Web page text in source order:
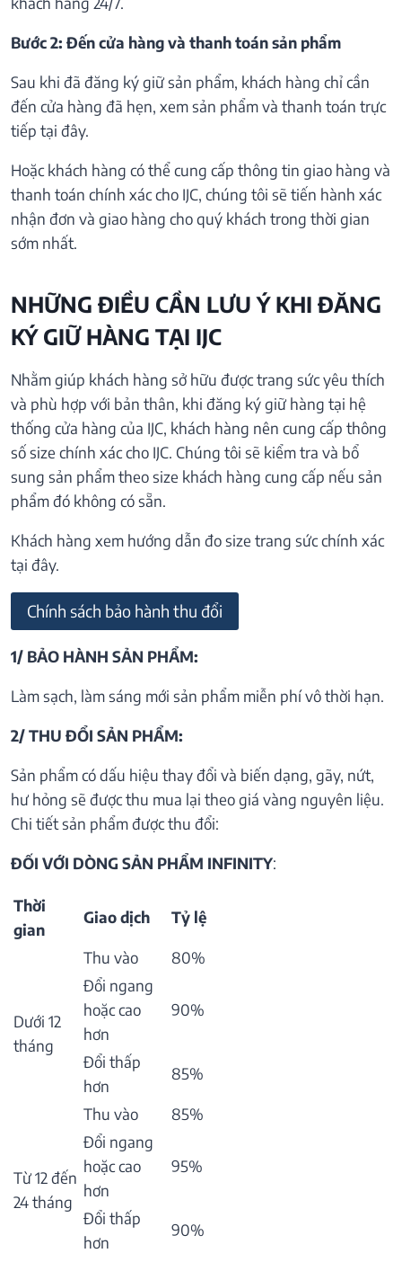
Bước 2: Đến cửa hàng và thanh toán sản phẩm
Sau khi đã đăng ký giữ sản phẩm, khách hàng chỉ cần
đến cửa hàng đã hẹn, xem sản phẩm và thanh toán trực
tiếp tại đây.
Hoặc khách hàng có thể cung cấp thông tin giao hàng và
thanh toán chính xác cho IJC, chúng tôi sẽ tiến hành xác
nhận đơn và giao hàng cho quý khách trong thời gian
sớm nhất.
NHỮNG ĐIỀU CẦN LƯU Ý KHI ĐĂNG
KÝ GIỮ HÀNG TẠI IJC
Nhằm giúp khách hàng sở hữu được trang sức yêu thích
và phù hợp với bản thân, khi đăng ký giữ hàng tại hệ
thống cửa hàng của IJC, khách hàng nên cung cấp thông
số size chính xác cho IJC. Chúng tôi sẽ kiểm tra và bổ
sung sản phẩm theo size khách hàng cung cấp nếu sản
phẩm đó không có sẵn.
Khách hàng xem hướng dẫn đo size trang sức chính xác
tại đây.
Chính sách bảo hành thu đổi
1/ BẢO HÀNH SẢN PHẨM:
Làm sạch, làm sáng mới sản phẩm miễn phí vô thời hạn.
2/ THU ĐỔI SẢN PHẨM:
Sản phẩm có dấu hiệu thay đổi và biến dạng, gãy, nứt,
hư hỏng sẽ được thu mua lại theo giá vàng nguyên liệu.
Chi tiết sản phẩm được thu đổi:
ĐỐI VỚI DÒNG SẢN PHẨM INFINITY:
Thời
gian
Giao dịch Tỷ lệ
Dưới 12
tháng
Thu vào
80%
Đổi ngang
hoặc cao
hơn
90%
Đổi thấp
hơn
85%
Từ 12 đến
24 tháng
Thu vào
85%
Đổi ngang
hoặc cao
hơn
95%
Đổi thấp
hơn
90%